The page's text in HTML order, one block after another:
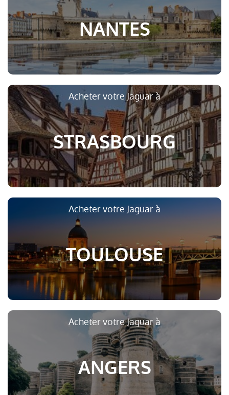
NANTES
Acheter votre Jaguar à
STRASBOURG
Acheter votre Jaguar à
TOULOUSE
Acheter votre Jaguar à
ANGERS